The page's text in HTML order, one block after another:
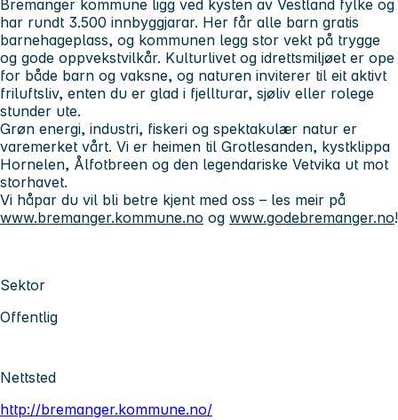
Bremanger kommune ligg ved kysten av Vestland fylke og
har rundt 3.500 innbyggjarar. Her får alle barn gratis
barnehageplass, og kommunen legg stor vekt på trygge
og gode oppvekstvilkår. Kulturlivet og idrettsmiljøet er ope
for både barn og vaksne, og naturen inviterer til eit aktivt
friluftsliv, enten du er glad i fjellturar, sjøliv eller rolege
stunder ute.
Grøn energi, industri, fiskeri og spektakulær natur er
varemerket vårt. Vi er heimen til Grotlesanden, kystklippa
Hornelen, Ålfotbreen og den legendariske Vetvika ut mot
storhavet.
Vi håpar du vil bli betre kjent med oss – les meir på
www.bremanger.kommune.no og www.godebremanger.no!
Sektor
Offentlig
Nettsted
http://bremanger.kommune.no/